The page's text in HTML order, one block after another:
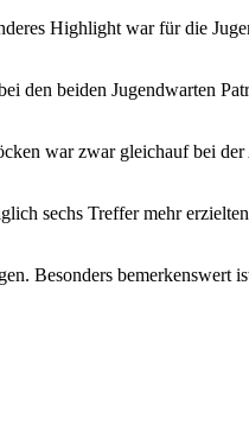
Highlight war für die
den beiden Jugendwarten
war zwar gleichauf bei
sechs Treffer mehr
Besonders bemerkenswert